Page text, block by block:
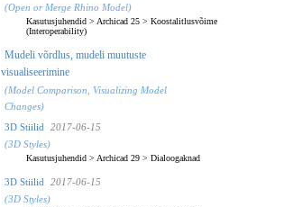
(Open or Merge Rhino Model)
Kasutusjuhendid > Archicad 25 > Koostalitlusvõime
(Interoperability)
Mudeli võrdlus, mudeli muutuste
visualiseerimine
(Model Comparison, Visualizing Model
Changes)
3D Stiilid
2017-06-15
(3D Styles)
Kasutusjuhendid > Archicad 29 > Dialoogaknad
3D Stiilid
2017-06-15
(3D Styles)